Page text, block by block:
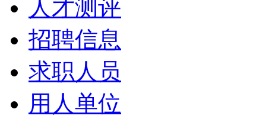
人才测评
招聘信息
求职人员
用人单位